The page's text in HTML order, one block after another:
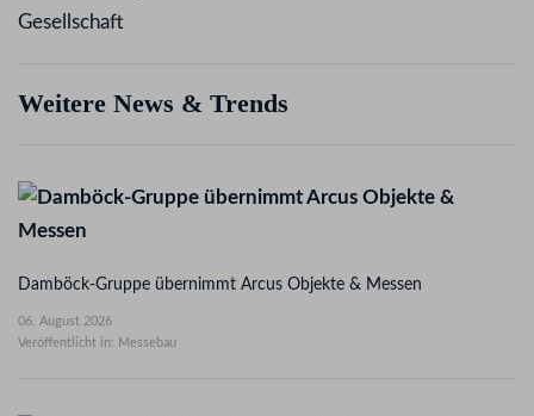
Gesellschaft
Weitere News & Trends
Damböck-Gruppe übernimmt Arcus Objekte & Messen
06. August 2026
Veröffentlicht in: Messebau